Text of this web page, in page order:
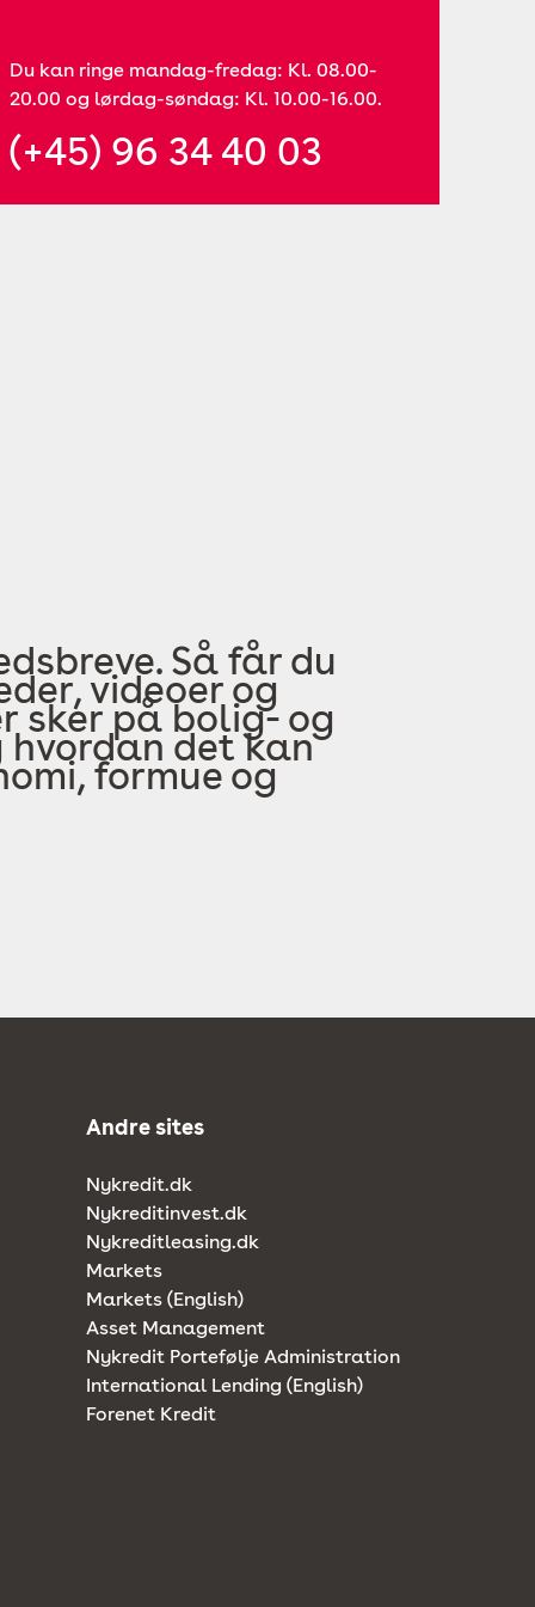
Du kan ringe mandag-fredag: Kl. 08.00-
20.00 og lørdag-søndag: Kl. 10.00-16.00.
(+45) 96 34 40 03
Så får du
videoer og
sker på bolig- og
hvordan det kan
formue og
Andre sites
Nykredit.dk
Nykreditinvest.dk
Nykreditleasing.dk
Markets
Markets (English)
Asset Management
Nykredit Portefølje Administration
International Lending (English)
Forenet Kredit